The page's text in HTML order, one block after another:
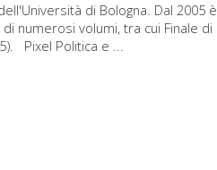
di Bologna. Dal 2005 è
numerosi volumi, tra cui Finale di
Pixel Politica e ...